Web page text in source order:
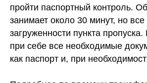
пройти паспортный контроль.
занимает около 30 минут, но все
загруженности пункта
при себе все необходимые
как паспорт и, при